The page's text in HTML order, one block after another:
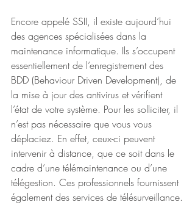
Encore appelé SSII, il existe aujourd’hui
des agences spécialisées dans la
maintenance informatique. Ils s’occupent
essentiellement de l’enregistrement des
BDD (Behaviour Driven Development), de
la mise à jour des antivirus et vérifient
l’état de votre système. Pour les solliciter, il
n’est pas nécessaire que vous vous
déplaciez. En effet, ceux-ci peuvent
intervenir à distance, que ce soit dans le
cadre d’une télémaintenance ou d’une
télégestion. Ces professionnels fournissent
également des services de télésurveillance.